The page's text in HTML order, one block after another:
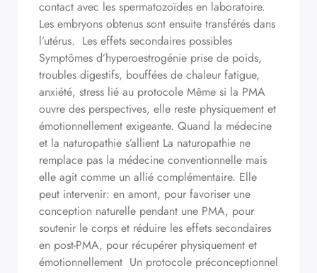
contact avec les spermatozoïdes en laboratoire.
Les embryons obtenus sont ensuite transférés dans
l’utérus. Les effets secondaires possibles
Symptômes d’hyperoestrogénie prise de poids,
troubles digestifs, bouffées de chaleur fatigue,
anxiété, stress lié au protocole Même si la PMA
ouvre des perspectives, elle reste physiquement et
émotionnellement exigeante. Quand la médecine
et la naturopathie s’allient La naturopathie ne
remplace pas la médecine conventionnelle mais
elle agit comme un allié complémentaire. Elle
peut intervenir: en amont, pour favoriser une
conception naturelle pendant une PMA, pour
soutenir le corps et réduire les effets secondaires
en post-PMA, pour récupérer physiquement et
émotionnellement Un protocole préconceptionnel